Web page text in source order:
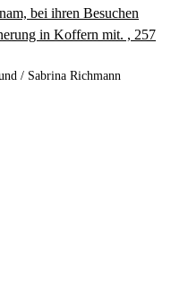
bei ihren Besuchen
in Koffern mit. , 257
/ Sabrina Richmann